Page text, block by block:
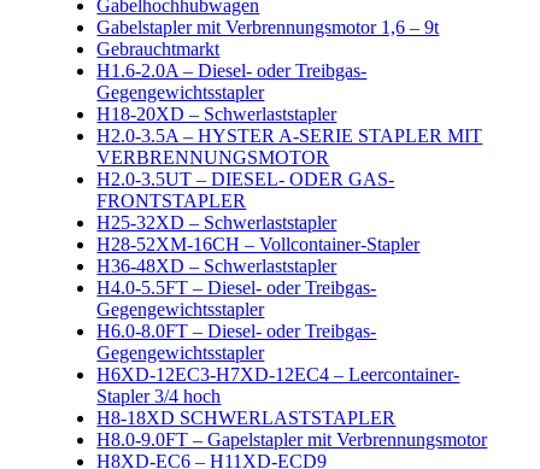
Gabelhochhubwagen
Gabelstapler mit Verbrennungsmotor 1,6 – 9t
Gebrauchtmarkt
H1.6-2.0A – Diesel- oder Treibgas-
Gegengewichtsstapler
H18-20XD – Schwerlaststapler
H2.0-3.5A – HYSTER A-SERIE STAPLER MIT
VERBRENNUNGSMOTOR
H2.0-3.5UT – DIESEL- ODER GAS-
FRONTSTAPLER
H25-32XD – Schwerlaststapler
H28-52XM-16CH – Vollcontainer-Stapler
H36-48XD – Schwerlaststapler
H4.0-5.5FT – Diesel- oder Treibgas-
Gegengewichtsstapler
H6.0-8.0FT – Diesel- oder Treibgas-
Gegengewichtsstapler
H6XD-12EC3-H7XD-12EC4 – Leercontainer-
Stapler 3/4 hoch
H8-18XD SCHWERLASTSTAPLER
H8.0-9.0FT – Gapelstapler mit Verbrennungsmotor
H8XD-EC6 – H11XD-ECD9